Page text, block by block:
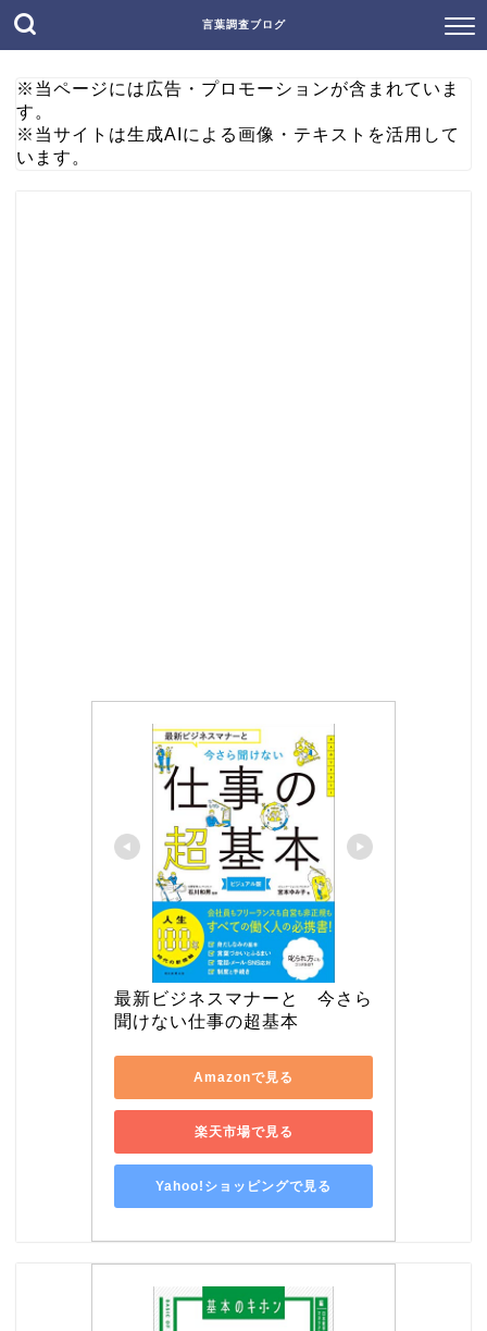
言葉調査ブログ
※当ページには広告・プロモーションが含まれていま
す。
※当サイトは生成AIによる画像・テキストを活用して
います。
最新ビジネスマナーと　今さら
聞けない仕事の超基本
Amazonで見る
楽天市場で見る
Yahoo!ショッピングで見る